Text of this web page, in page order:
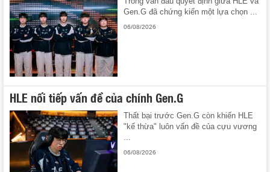
Gen.G đã chứng kiến một lựa chọn ...
06/08/2026
HLE nối tiếp vấn đề của chính Gen.G
Thất bại trước Gen.G còn khiến HLE
"kế thừa" luôn vấn đề của cựu vương
06/08/2026